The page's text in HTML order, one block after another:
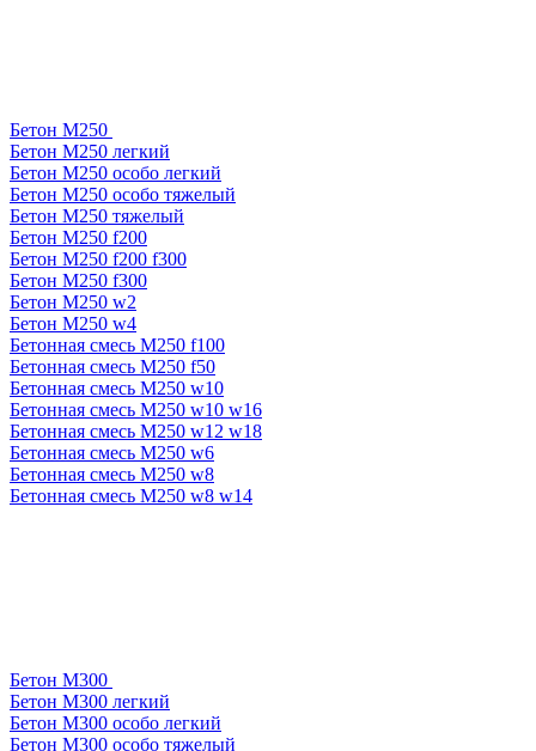
Бетон М250
Бетон М250 легкий
Бетон М250 особо легкий
Бетон М250 особо тяжелый
Бетон М250 тяжелый
Бетон М250 f200
Бетон М250 f200 f300
Бетон М250 f300
Бетон М250 w2
Бетон М250 w4
Бетонная смесь М250 f100
Бетонная смесь М250 f50
Бетонная смесь М250 w10
Бетонная смесь М250 w10 w16
Бетонная смесь М250 w12 w18
Бетонная смесь М250 w6
Бетонная смесь М250 w8
Бетонная смесь М250 w8 w14
Бетон М300
Бетон М300 легкий
Бетон М300 особо легкий
Бетон М300 особо тяжелый